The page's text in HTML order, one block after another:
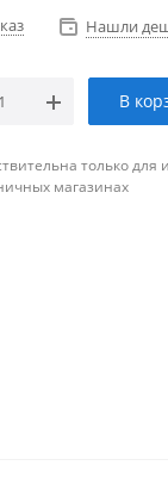
Нашли
В
только для
магазинах